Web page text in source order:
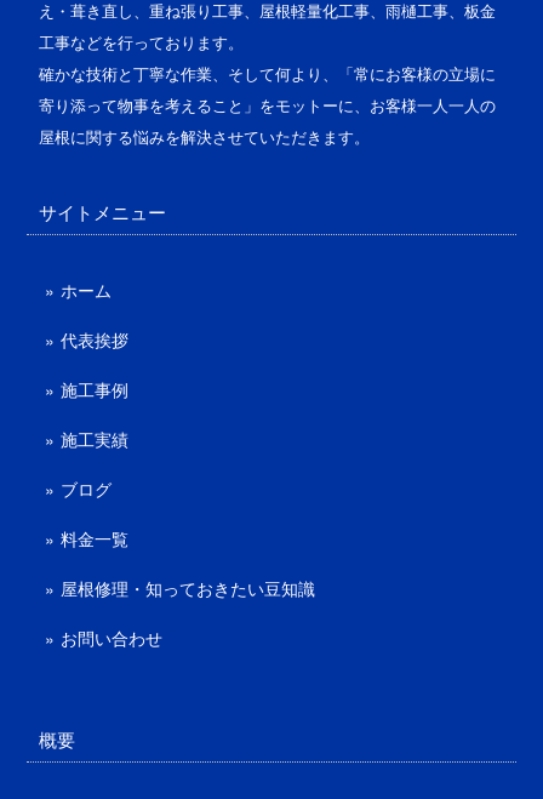
え・葺き直し、重ね張り工事、屋根軽量化工事、雨樋工事、板金
工事などを行っております。
確かな技術と丁寧な作業、そして何より、「常にお客様の立場に
寄り添って物事を考えること」をモットーに、お客様一人一人の
屋根に関する悩みを解決させていただきます。
サイトメニュー
ホーム
代表挨拶
施工事例
施工実績
ブログ
料金一覧
屋根修理・知っておきたい豆知識
お問い合わせ
概要